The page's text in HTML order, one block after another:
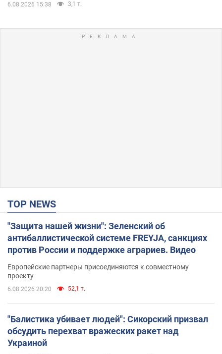
6.08.2026 15:38 3,1 т.
TOP NEWS
"Защита нашей жизни": Зеленский об
антибаллистической системе FREYJA, санкциях
против России и поддержке аграриев. Видео
Европейские партнеры присоединяются к совместному
проекту
6.08.2026 20:20 52,1 т.
"Балистика убивает людей": Сикорский призвал
обсудить перехват вражеских ракет над
Украиной